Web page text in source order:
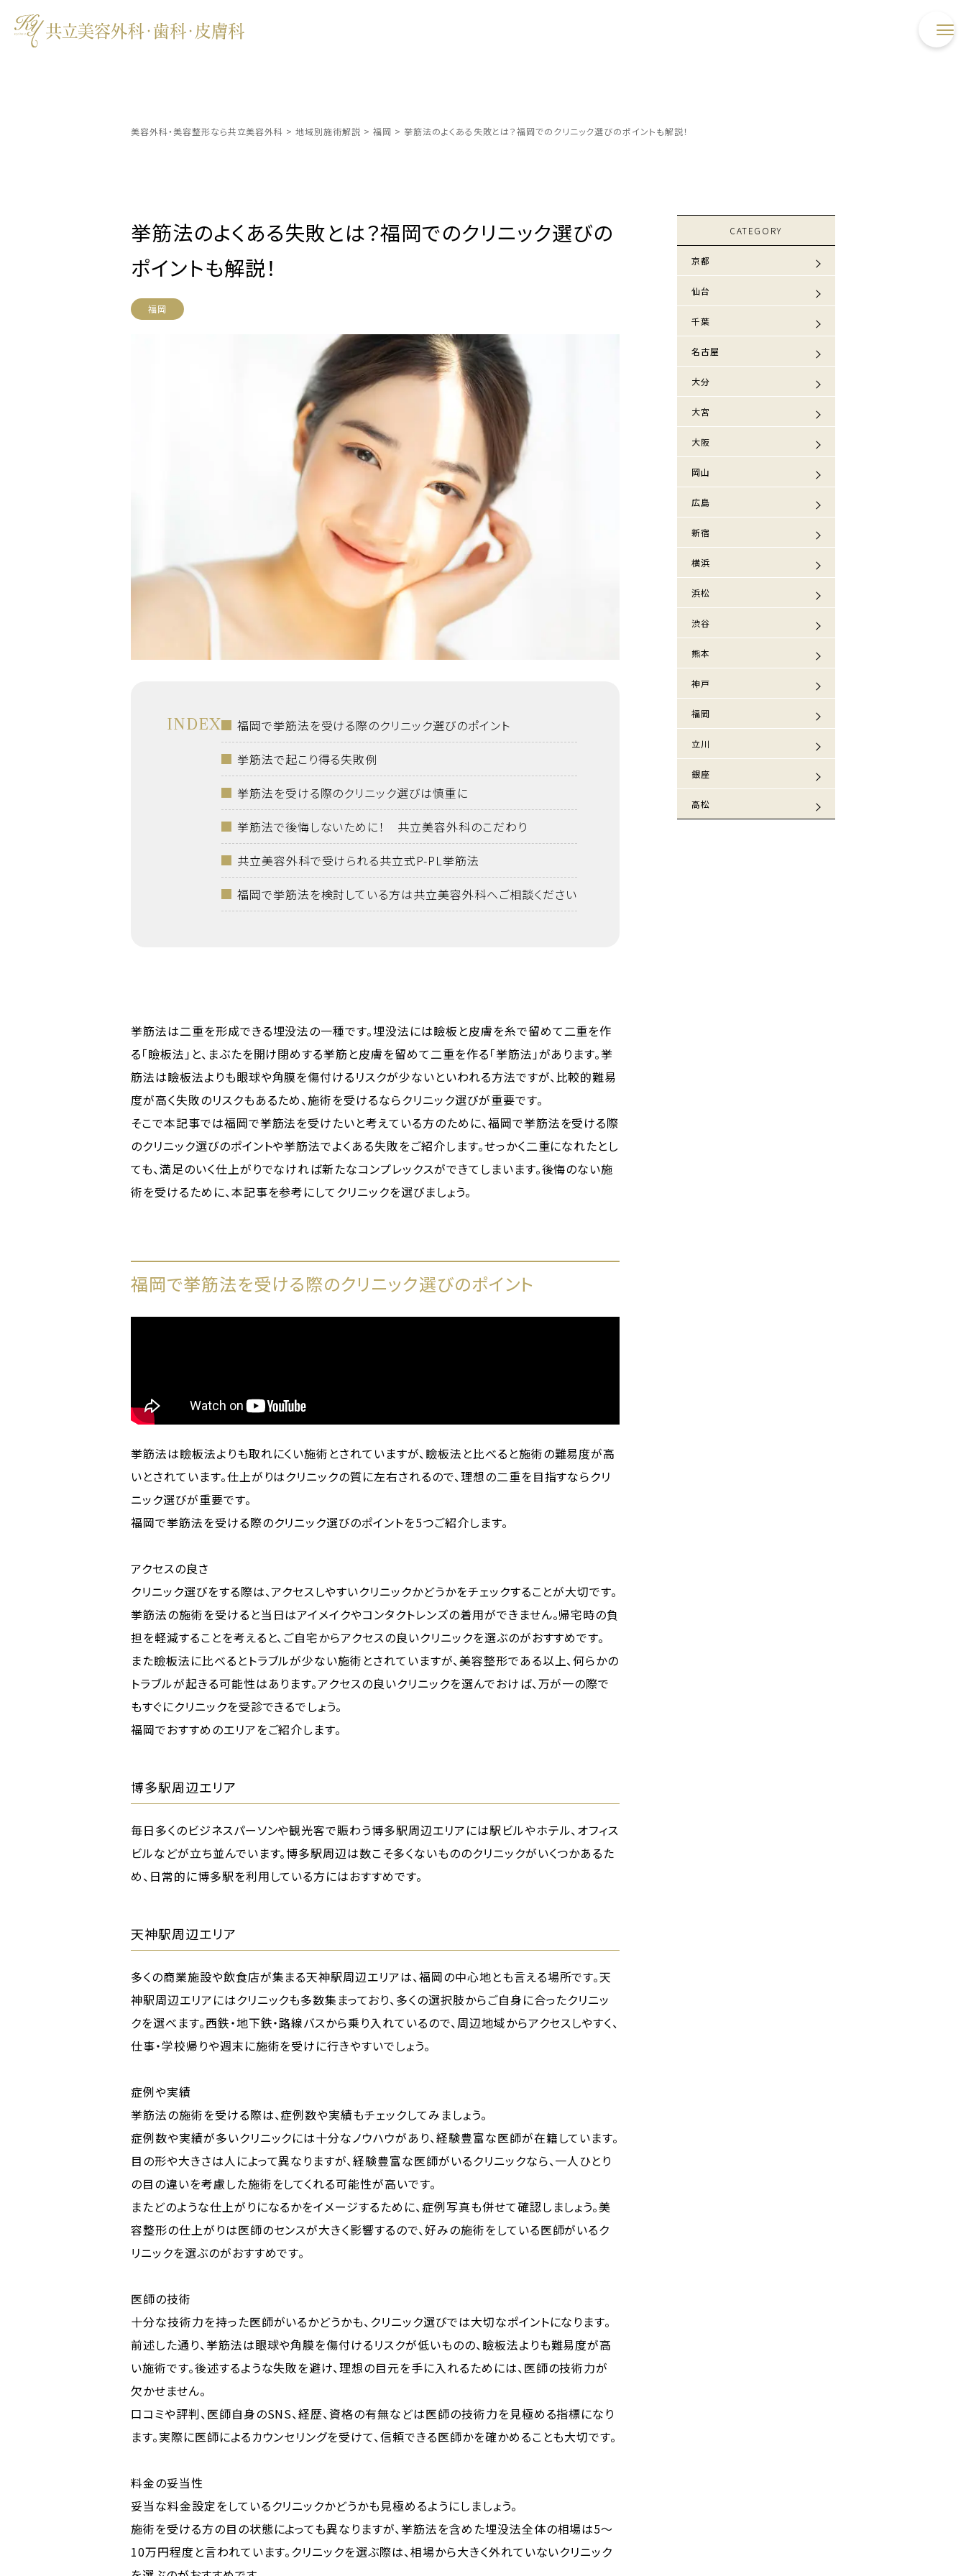
美容外科・美容整形なら共立美容外科 > 地域別施術解説 > 福岡 > 挙筋法のよくある失敗とは？福岡でのクリニック選びのポイントも解説！
挙筋法のよくある失敗とは？福岡でのクリニック選びの
ポイントも解説！
福岡
INDEX
福岡で挙筋法を受ける際のクリニック選びのポイント
挙筋法で起こり得る失敗例
挙筋法を受ける際のクリニック選びは慎重に
挙筋法で後悔しないために！ 共立美容外科のこだわり
共立美容外科で受けられる共立式P-PL挙筋法
福岡で挙筋法を検討している方は共立美容外科へご相談ください
挙筋法は二重を形成できる埋没法の一種です。埋没法には瞼板と皮膚を糸で留めて二重を作
る「瞼板法」と、まぶたを開け閉めする挙筋と皮膚を留めて二重を作る「挙筋法」があります。挙
筋法は瞼板法よりも眼球や角膜を傷付けるリスクが少ないといわれる方法ですが、比較的難易
度が高く失敗のリスクもあるため、施術を受けるならクリニック選びが重要です。
そこで本記事では福岡で挙筋法を受けたいと考えている方のために、福岡で挙筋法を受ける際
のクリニック選びのポイントや挙筋法でよくある失敗をご紹介します。せっかく二重になれたとし
ても、満足のいく仕上がりでなければ新たなコンプレックスができてしまいます。後悔のない施
術を受けるために、本記事を参考にしてクリニックを選びましょう。
福岡で挙筋法を受ける際のクリニック選びのポイント
挙筋法は瞼板法よりも取れにくい施術とされていますが、瞼板法と比べると施術の難易度が高
いとされています。仕上がりはクリニックの質に左右されるので、理想の二重を目指すならクリ
ニック選びが重要です。
福岡で挙筋法を受ける際のクリニック選びのポイントを5つご紹介します。
アクセスの良さ
クリニック選びをする際は、アクセスしやすいクリニックかどうかをチェックすることが大切です。
挙筋法の施術を受けると当日はアイメイクやコンタクトレンズの着用ができません。帰宅時の負
担を軽減することを考えると、ご自宅からアクセスの良いクリニックを選ぶのがおすすめです。
また瞼板法に比べるとトラブルが少ない施術とされていますが、美容整形である以上、何らかの
トラブルが起きる可能性はあります。アクセスの良いクリニックを選んでおけば、万が一の際で
もすぐにクリニックを受診できるでしょう。
福岡でおすすめのエリアをご紹介します。
博多駅周辺エリア
毎日多くのビジネスパーソンや観光客で賑わう博多駅周辺エリアには駅ビルやホテル、オフィス
ビルなどが立ち並んでいます。博多駅周辺は数こそ多くないもののクリニックがいくつかあるた
め、日常的に博多駅を利用している方にはおすすめです。
天神駅周辺エリア
多くの商業施設や飲食店が集まる天神駅周辺エリアは、福岡の中心地とも言える場所です。天
神駅周辺エリアにはクリニックも多数集まっており、多くの選択肢からご自身に合ったクリニッ
クを選べます。西鉄・地下鉄・路線バスから乗り入れているので、周辺地域からアクセスしやすく、
仕事・学校帰りや週末に施術を受けに行きやすいでしょう。
症例や実績
挙筋法の施術を受ける際は、症例数や実績もチェックしてみましょう。
症例数や実績が多いクリニックには十分なノウハウがあり、経験豊富な医師が在籍しています。
目の形や大きさは人によって異なりますが、経験豊富な医師がいるクリニックなら、一人ひとり
の目の違いを考慮した施術をしてくれる可能性が高いです。
またどのような仕上がりになるかをイメージするために、症例写真も併せて確認しましょう。美
容整形の仕上がりは医師のセンスが大きく影響するので、好みの施術をしている医師がいるク
リニックを選ぶのがおすすめです。
医師の技術
十分な技術力を持った医師がいるかどうかも、クリニック選びでは大切なポイントになります。
前述した通り、挙筋法は眼球や角膜を傷付けるリスクが低いものの、瞼板法よりも難易度が高
い施術です。後述するような失敗を避け、理想の目元を手に入れるためには、医師の技術力が
欠かせません。
口コミや評判、医師自身のSNS、経歴、資格の有無などは医師の技術力を見極める指標になり
ます。実際に医師によるカウンセリングを受けて、信頼できる医師かを確かめることも大切です。
料金の妥当性
妥当な料金設定をしているクリニックかどうかも見極めるようにしましょう。
施術を受ける方の目の状態によっても異なりますが、挙筋法を含めた埋没法全体の相場は5〜
10万円程度と言われています。クリニックを選ぶ際は、相場から大きく外れていないクリニック
CATEGORY
京都
仙台
千葉
名古屋
大分
大宮
大阪
岡山
広島
新宿
横浜
浜松
渋谷
熊本
神戸
福岡
立川
銀座
高松